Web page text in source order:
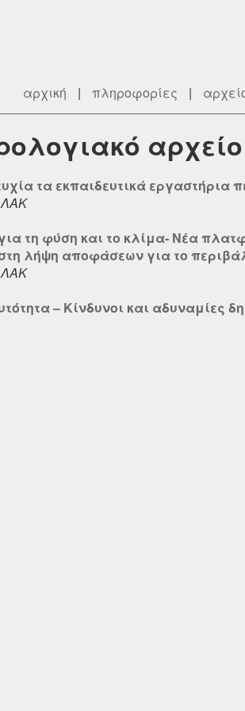
αρχική | πληροφορίες |
τα εκπαιδευτικά εργαστήρια
τη φύση και το κλίμα- Νέα
λήψη αποφάσεων για το
– Κίνδυνοι και αδυναμίες